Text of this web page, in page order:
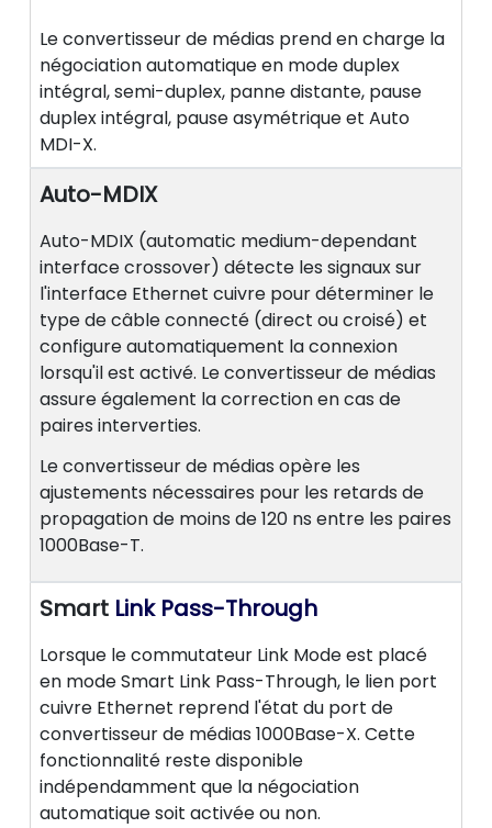
Le convertisseur de médias prend en charge la
négociation automatique en mode duplex
intégral, semi-duplex, panne distante, pause
duplex intégral, pause asymétrique et Auto
MDI-X.
Auto-MDIX
Auto-MDIX (automatic medium-dependant
interface crossover) détecte les signaux sur
l'interface Ethernet cuivre pour déterminer le
type de câble connecté (direct ou croisé) et
configure automatiquement la connexion
lorsqu'il est activé. Le convertisseur de médias
assure également la correction en cas de
paires interverties.
Le convertisseur de médias opère les
ajustements nécessaires pour les retards de
propagation de moins de 120 ns entre les paires
1000Base-T.
Smart Link Pass-Through
Lorsque le commutateur Link Mode est placé
en mode Smart Link Pass-Through, le lien port
cuivre Ethernet reprend l'état du port de
convertisseur de médias 1000Base-X. Cette
fonctionnalité reste disponible
indépendamment que la négociation
automatique soit activée ou non.